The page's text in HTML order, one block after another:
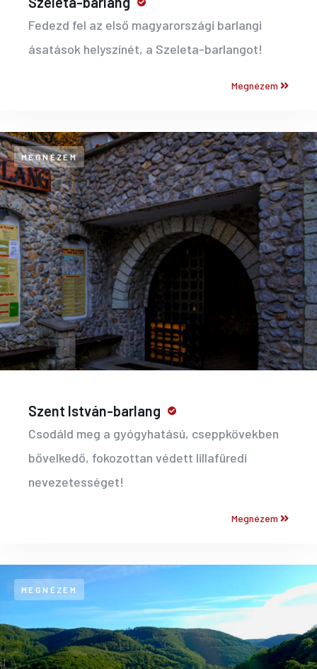
Fedezd fel az első magyarországi barlangi
ásatások helyszínét, a Szeleta-barlangot!
Megnézem
MEGNÉZEM
Szent István-barlang
Csodáld meg a gyógyhatású, cseppkövekben
bővelkedő, fokozottan védett lillafüredi
nevezetességet!
Megnézem
MEGNÉZEM